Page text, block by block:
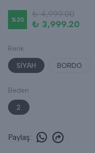
%20
₺ 4,999.00
₺ 3,999.20
Renk
SİYAH
BORDO
Beden
2
Paylaş: